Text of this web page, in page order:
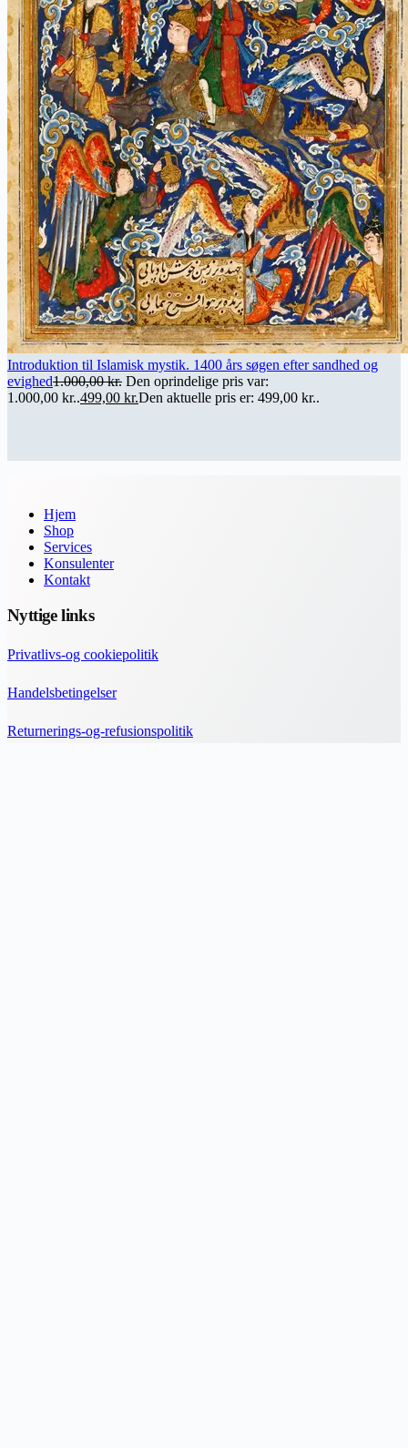
Introduktion til Islamisk mystik. 1400 års søgen efter sandhed og
evighed1.000,00kr. Den oprindelige pris var:
1.000,00 kr..499,00 kr.Den aktuelle pris er: 499,00 kr..
Hjem
Shop
Services
Konsulenter
Kontakt
Nyttige links
Privatlivs-og cookiepolitik
Handelsbetingelser
Returnerings-og-refusionspolitik